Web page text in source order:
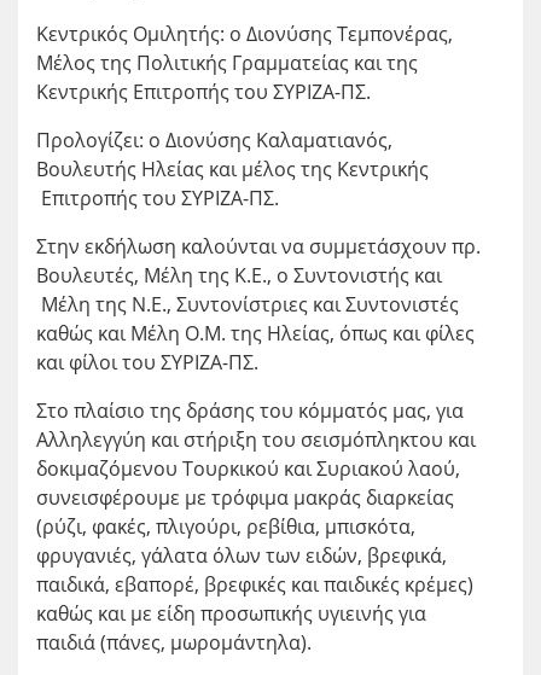
Κεντρικός Ομιλητής: ο Διονύσης Τεμπονέρας,
Μέλος της Πολιτικής Γραμματείας και της
Κεντρικής Επιτροπής του ΣΥΡΙΖΑ-ΠΣ.
Προλογίζει: ο Διονύσης Καλαματιανός,
Βουλευτής Ηλείας και μέλος της Κεντρικής
Επιτροπής του ΣΥΡΙΖΑ-ΠΣ.
Στην εκδήλωση καλούνται να συμμετάσχουν πρ.
Βουλευτές, Μέλη της Κ.Ε., ο Συντονιστής και
Μέλη της Ν.Ε., Συντονίστριες και Συντονιστές
καθώς και Μέλη Ο.Μ. της Ηλείας, όπως και φίλες
και φίλοι του ΣΥΡΙΖΑ-ΠΣ.
Στο πλαίσιο της δράσης του κόμματός μας, για
Αλληλεγγύη και στήριξη του σεισμόπληκτου και
δοκιμαζόμενου Τουρκικού και Συριακού λαού,
συνεισφέρουμε με τρόφιμα μακράς διαρκείας
(ρύζι, φακές, πλιγούρι, ρεβίθια, μπισκότα,
φρυγανιές, γάλατα όλων των ειδών, βρεφικά,
παιδικά, εβαπορέ, βρεφικές και παιδικές κρέμες)
καθώς και με είδη προσωπικής υγιεινής για
παιδιά (πάνες, μωρομάντηλα).